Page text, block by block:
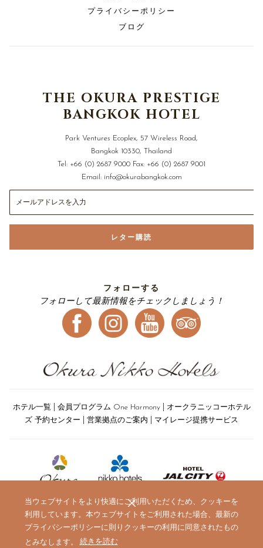
当ウェブサイトをより快適にご利用いただくため、クッキーを
利用しています。本ウェブサイトをご利用された場合、最新の
プライバシーポリシーに則りクッキーの利用に同意されたもの
とみなします。
続きを読む(新
飲物、新鮮なフルーツ
14:00から16:00までのアフタヌーンティー
超大作映画無料視聴
パーソナルコンシェルジュサービス 観光手配／スパや
レストランの予約／空港送迎手配／ビジネスサービス
エクスプレスチェックイン／チェックアウト
きますが、課金はチェックアウトまで行いません。
追加のご利用条件
プライバシーポリシー
ブログ
THE OKURA PRESTIGE
BANGKOK HOTEL
Park Ventures Ecoplex, 57 Wireless Road,
Bangkok 10330, Thailand
Tel: +66 (0) 2687 9000 Fax: +66 (0) 2687 9001
Email: info@okurabangkok.com
レター購読
フォローする
フォローして最新情報をチェックしましょう！
ホテル一覧 会員プログラム One Harmony
オークラニッコーホテル
ズ 予約センター
営業拠点のご案内 マイレージ提携サービス